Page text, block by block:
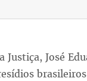
José